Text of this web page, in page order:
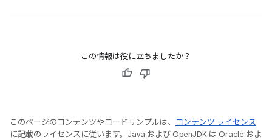
この情報は役に立ちましたか？
このページのコンテンツやコードサンプルは、
コンテンツ ライセンス
に記載のライセンスに従います。Java および OpenJDK は Oracle およ